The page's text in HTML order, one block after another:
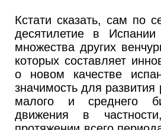
Кстати сказать, сам по
десятилетие в
множества других
которых составляет
о новом качестве
значимость для
малого и среднего
движения в